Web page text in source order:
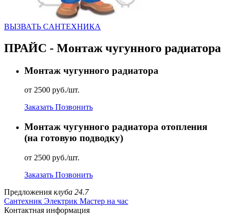
ВЫЗВАТЬ CАНТЕХНИКА
ПРАЙС - Монтаж чугунного радиатора
Монтаж чугунного радиатора
от 2500 руб./шт.
Заказать Позвонить
Монтаж чугунного радиатора отопления
(на готовую подводку)
от 2500 руб./шт.
Заказать Позвонить
Предложения клуба 24.7
Сантехник Электрик Мастер на час
Контактная информация